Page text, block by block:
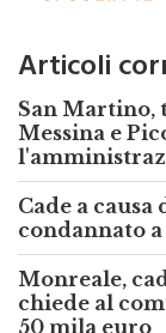
San Martino,
Messina e
condannato a
Monreale,
chiede al
50 mila euro